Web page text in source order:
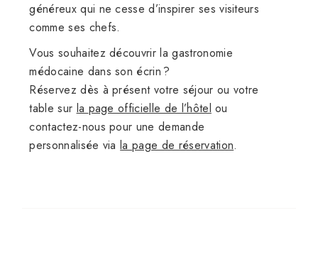
généreux qui ne cesse d’inspirer ses visiteurs
comme ses chefs.
Vous souhaitez découvrir la gastronomie
médocaine dans son écrin ?
Réservez dès à présent votre séjour ou votre
table sur la page officielle de l’hôtel ou
contactez-nous pour une demande
personnalisée vialapage de réservation.